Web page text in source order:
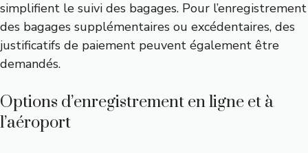
simplifient le suivi des bagages. Pour l’enregistrement
des bagages supplémentaires ou excédentaires, des
justificatifs de paiement peuvent également être
demandés.
Options d’enregistrement en ligne et à
l’aéroport